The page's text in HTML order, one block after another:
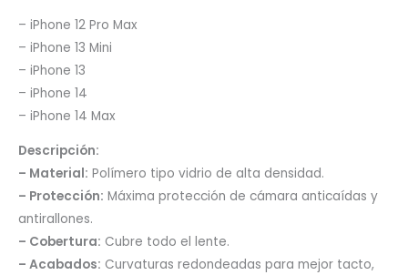
– iPhone 12 Pro Max
– iPhone 13 Mini
– iPhone 13
– iPhone 14
– iPhone 14 Max
Descripción:
– Material: Polímero tipo vidrio de alta densidad.
– Protección: Máxima protección de cámara anticaídas y
antirallones.
– Cobertura: Cubre todo el lente.
– Acabados: Curvaturas redondeadas para mejor tacto,